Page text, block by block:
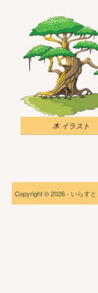
木 イラスト
Copyright © 2026 - いらすと